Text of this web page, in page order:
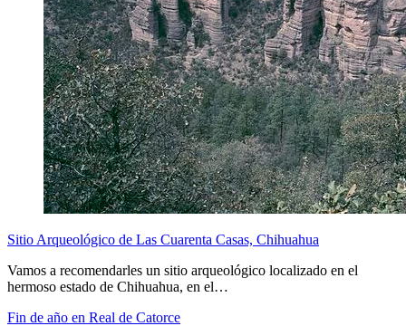
Sitio Arqueológico de Las Cuarenta Casas, Chihuahua
Vamos a recomendarles un sitio arqueológico localizado en el
hermoso estado de Chihuahua, en el…
Fin de año en Real de Catorce